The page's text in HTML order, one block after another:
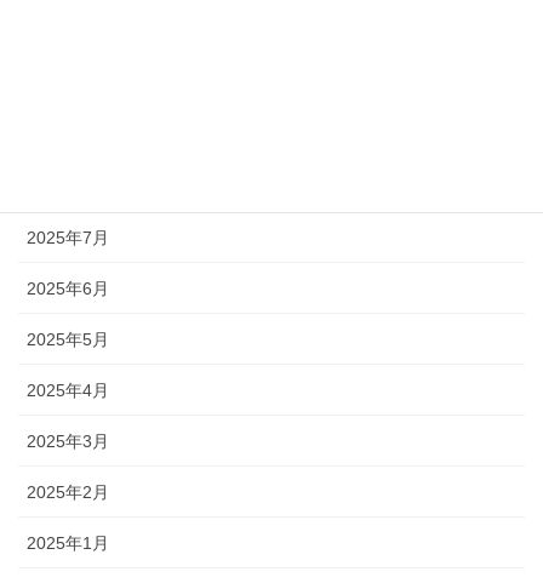
2025年7月
2025年6月
2025年5月
2025年4月
2025年3月
2025年2月
2025年1月